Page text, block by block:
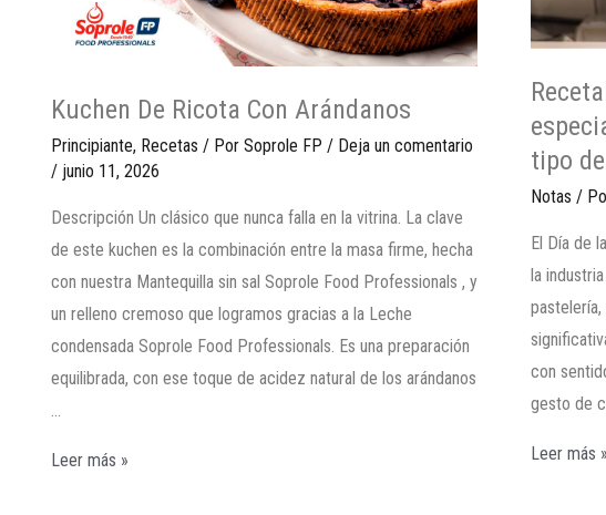
Kuchen De Ricota Con Arándanos
Principiante, Recetas / Por Soprole FP / Deja un comentario
/ junio 11, 2026
Descripción Un clásico que nunca falla en la vitrina. La clave
de este kuchen es la combinación entre la masa firme, hecha
con nuestra Mantequilla sin sal Soprole Food Professionals , y
un relleno cremoso que logramos gracias a la Leche
condensada Soprole Food Professionals. Es una preparación
equilibrada, con ese toque de acidez natural de los arándanos
Leer más »
tipo
Notas /
El Día de
la
con
gesto de
Leer más »